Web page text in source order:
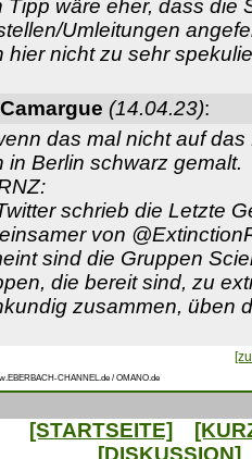
Tipp wäre eher, dass die
Umleitungen
hier nicht zu sehr
Camargue (14.04.23):
das mal nicht auf
in Berlin schwarz gemalt.
schrieb die Letzte
von
sind die Gruppen
die bereit sind, zu
zusammen, üben
CHANNEL.de / OMANO.de
[STARTSEITE]
[DISKUSSION]